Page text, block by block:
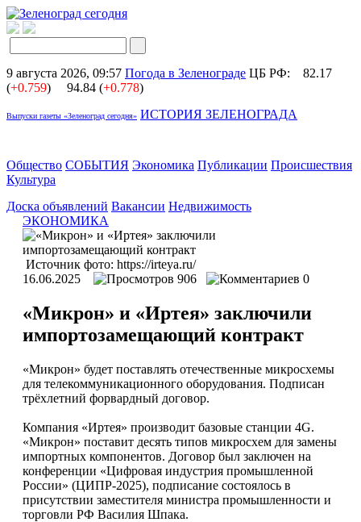
9 августа 2026, 09:57 Погода в Зеленограде ЦБ РФ:
82.17
(+0.759) 94.84 (+0.778)
Выпуски газеты «Зеленоград сегодня» ИСТОРИЯ ЗЕЛЕНОГРАДА
Общество СОБЫТИЯ Экономика Публикации Происшествия
Культура
Доска объявлений Вакансии Недвижимость
ЭКОНОМИКА
Источник фото: https://irteya.ru/
16.06.2025
906 0
«Микрон» и «Иртея» заключили
импортозамещающий контракт
«Микрон» будет поставлять отечественные микросхемы
для телекоммуникационного оборудования. Подписан
трёхлетний форвардный договор.
Компания «Иртея» производит базовые станции 4G.
«Микрон» поставит десять типов микросхем для замены
импортных компонентов. Договор был заключен на
конференции «Цифровая индустрия промышленной
России» (ЦИПР-2025), подписание состоялось в
присутствии заместителя министра промышленности и
торговли РФ Василия Шпака.